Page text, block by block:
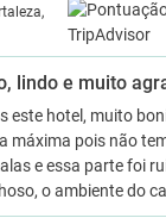
lindo e muito
este hotel, muito
máxima pois não
e essa parte foi
o ambiente do